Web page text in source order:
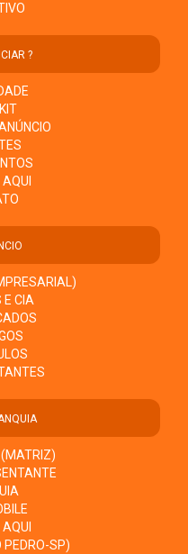
?
E CIA
(MATRIZ)
PEDRO-SP)